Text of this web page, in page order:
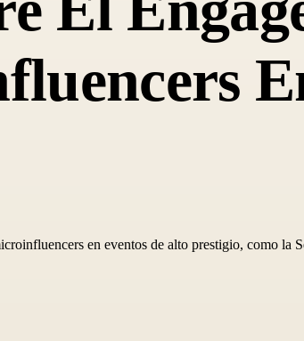
en eventos de alto prestigio, como la